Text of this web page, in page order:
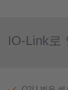
IO-Link로